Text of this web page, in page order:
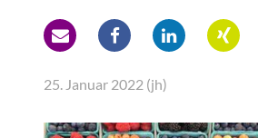
25. Januar 2022 (jh)